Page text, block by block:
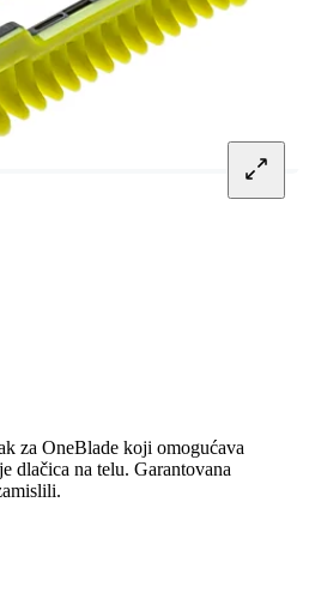
za OneBlade koji omogućava
dlačica na telu. Garantovana